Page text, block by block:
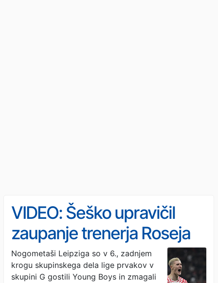
VIDEO: Šeško upravičil
zaupanje trenerja Roseja
Nogometaši Leipziga so v 6., zadnjem
krogu skupinskega dela lige prvakov v
skupini G gostili Young Boys in zmagali